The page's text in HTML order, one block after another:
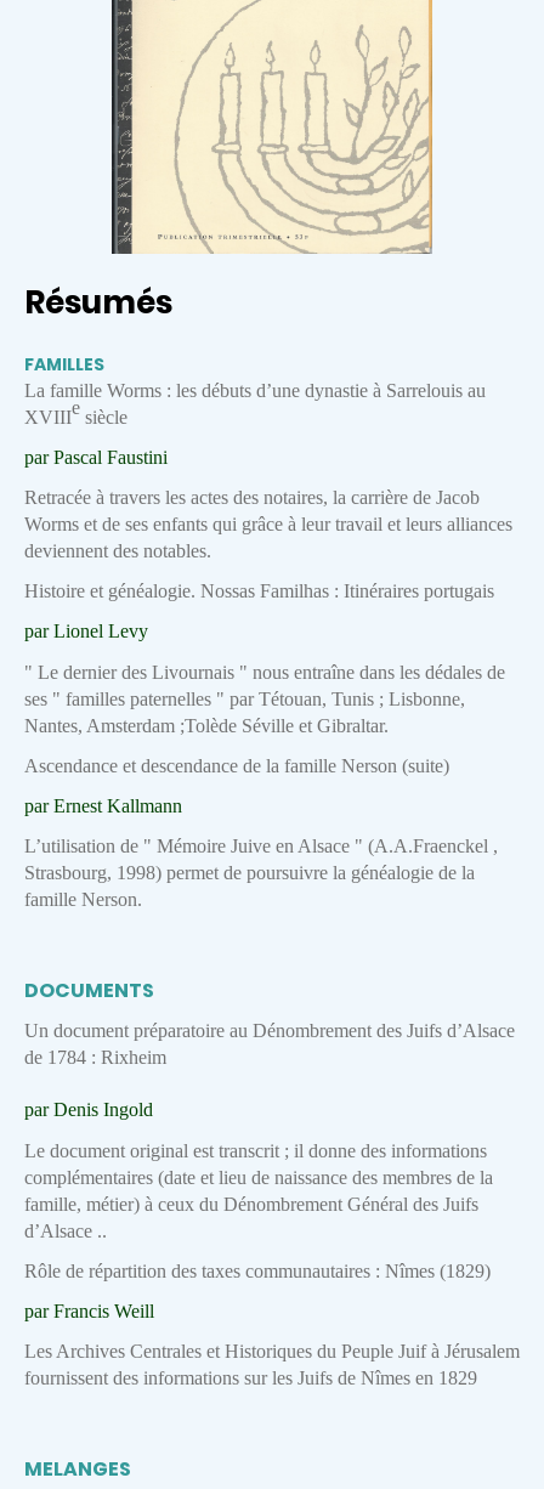
Résumés
FAMILLES
La famille Worms : les débuts d’une dynastie à Sarrelouis au
XVIIIe siècle
par Pascal Faustini
Retracée à travers les actes des notaires, la carrière de Jacob
Worms et de ses enfants qui grâce à leur travail et leurs alliances
deviennent des notables.
Histoire et généalogie. Nossas Familhas : Itinéraires portugais
par Lionel Levy
" Le dernier des Livournais " nous entraîne dans les dédales de
ses " familles paternelles " par Tétouan, Tunis ; Lisbonne,
Nantes, Amsterdam ;Tolède Séville et Gibraltar.
Ascendance et descendance de la famille Nerson (suite)
par Ernest Kallmann
L’utilisation de " Mémoire Juive en Alsace " (A.A.Fraenckel ,
Strasbourg, 1998) permet de poursuivre la généalogie de la
famille Nerson.
DOCUMENTS
Un document préparatoire au Dénombrement des Juifs d’Alsace
de 1784 : Rixheim
par Denis Ingold
Le document original est transcrit ; il donne des informations
complémentaires (date et lieu de naissance des membres de la
famille, métier) à ceux du Dénombrement Général des Juifs
d’Alsace ..
Rôle de répartition des taxes communautaires : Nîmes (1829)
par Francis Weill
Les Archives Centrales et Historiques du Peuple Juif à Jérusalem
fournissent des informations sur les Juifs de Nîmes en 1829
MELANGES